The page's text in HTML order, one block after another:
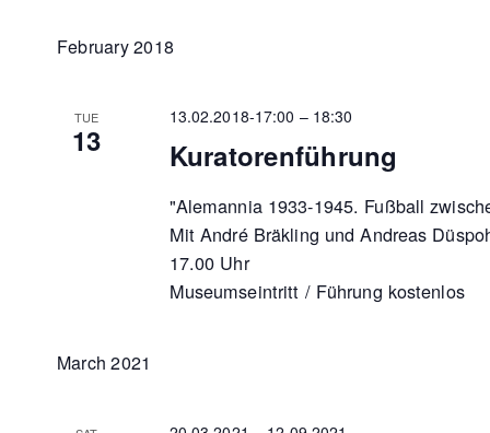
February 2018
TUE
13 Kuratorenführung
13.02.2018-17:00 – 18:30
"Alemannia 1933-1945. Fußball
Mit André Bräkling und Andreas
17.00 Uhr
Museumseintritt / Führung kostenlos
March 2021